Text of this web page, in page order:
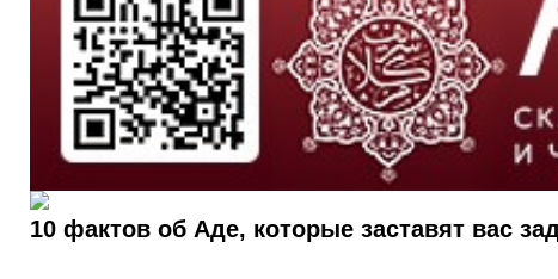
10 фактов об Аде, которые заставят вас